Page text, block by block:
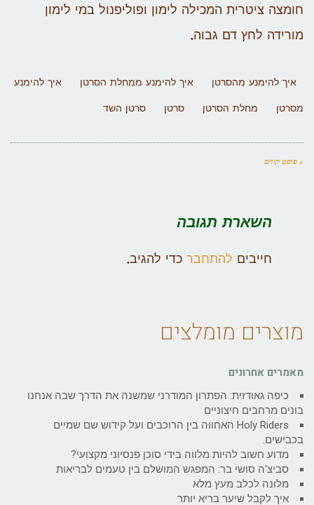
חומצה ציטרית המכילה לימון ופוליפנול במי לימון
מורידה לחץ דם גבוה.
איך להימנע מהסרטן איך להימנע ממחלת הסרטן
איך להימנע
מסרטן
מחלת הסרטן סרטן סרטן השד
« פוסט קודם
השארת תגובה
חייבים להתחבר כדי להגיב.
מוצרים מומלצים
מאמרים אחרונים
כיפה גאודזית: הפתרון המודרני שמשנה את הדרך שבה אנחנו
בונים מרחבים חיצוניים
Holy Riders האחווה בין הרוכבים ועל קידוש שם שמיים
בכבישים.
מדוע חשוב להיות מלווה בידי סוכן פנסיוני מקצועי?
סביצ'ה סושי בר: המפגש המושלם בין טעמים לבריאות
מלונה לכלב מעץ מלא
איך לקבל שיער בריא יותר